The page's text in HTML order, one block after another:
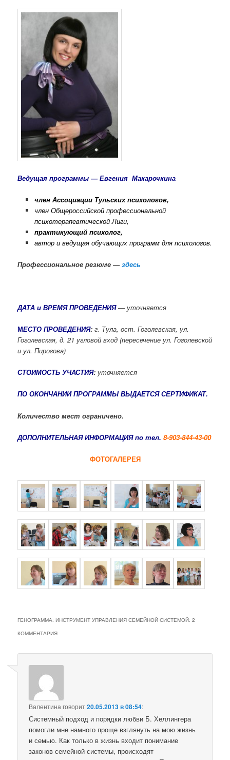
Ведущая программы —Евгения Макарочкина
член Ассоциации Тульских психологов,
член Общероссийской профессиональной
психотерапевтической Лиги,
практикующий психолог,
автор и ведущая обучающих программ для психологов.
Профессиональное резюме —здесь
ДАТА и ВРЕМЯ ПРОВЕДЕНИЯ— уточняется
МЕСТО ПРОВЕДЕНИЯ: г. Тула, ост. Гоголевская, ул.
Гоголевская, д. 21 угловой вход (пересечение ул. Гоголевской
и ул. Пирогова)
СТОИМОСТЬ УЧАСТИЯ:уточняется
ПО ОКОНЧАНИИ ПРОГРАММЫ ВЫДАЕТСЯ СЕРТИФИКАТ.
Количество мест ограничено.
ДОПОЛНИТЕЛЬНАЯ ИНФОРМАЦИЯпо тел. 8-903-844-43-00
ФОТОГАЛЕРЕЯ
ГЕНОГРАММА: ИНСТРУМЕНТ УПРАВЛЕНИЯ СЕМЕЙНОЙ СИСТЕМОЙ: 2
КОММЕНТАРИЯ
Валентина говорит20.05.2013 в 08:54:
Системный подход и порядки любви Б. Хеллингера
помогли мне намного проще взглянуть на мою жизнь
и семью. Как только в жизнь входит понимание
законов семейной системы, происходят